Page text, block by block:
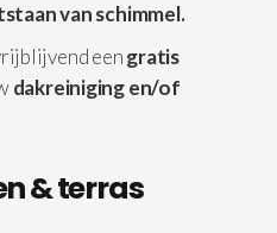
van schimmel.
eengratis
dakreiniging en/of
& terras